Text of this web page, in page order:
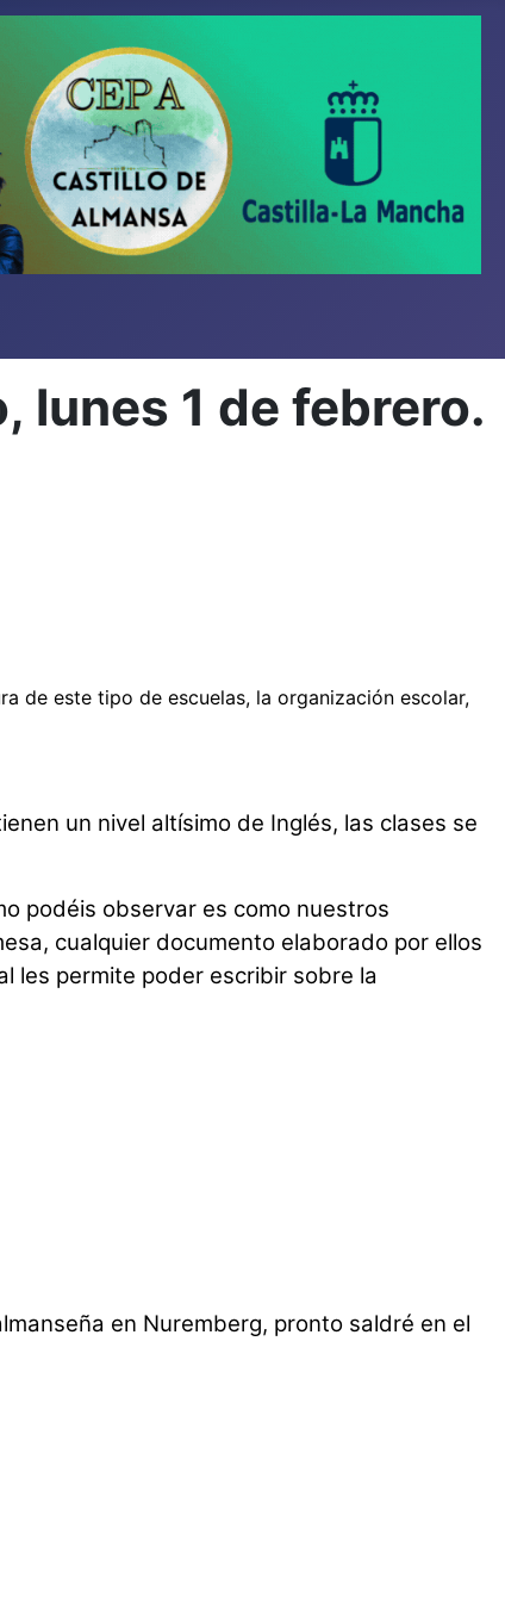
lunes 1 de febrero.
de este tipo de escuelas, la organización escolar,
un nivel altísimo de Inglés, las clases se
podéis observar es como nuestros
cualquier documento elaborado por ellos
les permite poder escribir sobre la
en Nuremberg, pronto saldré en el